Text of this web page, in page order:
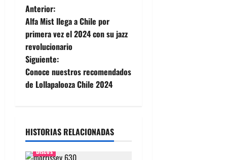
N
a
v
e
c
Anterior:
Alfa Mist llega a Chile por
primera vez el 2024 con su jazz
revolucionario
Siguiente:
Conoce nuestros recomendados
de Lollapalooza Chile 2024
HISTORIAS RELACIONADAS
Discos